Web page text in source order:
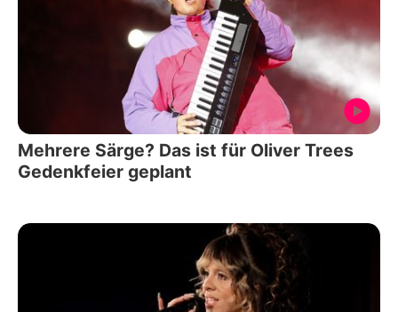
Mehrere Särge? Das ist für Oliver Trees
Gedenkfeier geplant